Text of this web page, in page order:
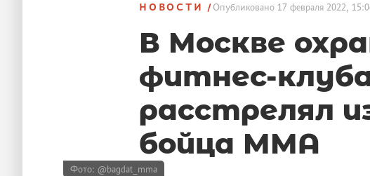
НОВОСТИ Опубликовано17 февраля 2022,
В Москве
фитнес-
расстрелял
бойца ММА
Фото: @bagdat_mma